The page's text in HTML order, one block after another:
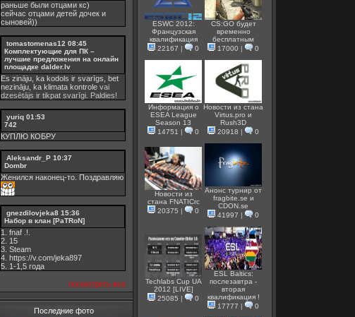
раньше были отцами кс)
сейчас отцами детей дочек и
сыновей))
tomastomenas12 08:45
Комплектующие для ПК –
лучшие предложения на онлайн
площадке dalder.lv
Es zināju, ka kodols ir svarīgs, bet
nezināju, ka klimata kontrole vai
dzesētājs ir tikpat svarīgi. Paldies!
yuriq 01:53
742
КУПЛЮ КОБРУ
Aleksandr_P 10:37
Dombr
Женился наконец-то. Поздравляю
gnezdilovjeka8 15:36
Набор в клан [PaTRoN]
1. fnaf .!.
2. 15
3. Steam
4. https://v.com/jeka897
5. 1-1,5 годa
посмотреть все
Последние фото
ESWC 2012:
Французская
квалификация
22167 | 0
CS:GO будет
временно
бесплатным
17000 | 0
Информация о
ESEA League
Season 13
14751 | 0
Новости из стана
Virtus.pro и
Rush3D
20918 | 0
Новости из
стана FNATICrc
20375 | 0
Анонс турнир от
fragbite.se и
СDON.se
41997 | 0
Techlabs Cup UA
2012 [LIVE]
25085 | 0
ESL Baltics:
послезавтра -
вторая
квалификация !
17777 | 0